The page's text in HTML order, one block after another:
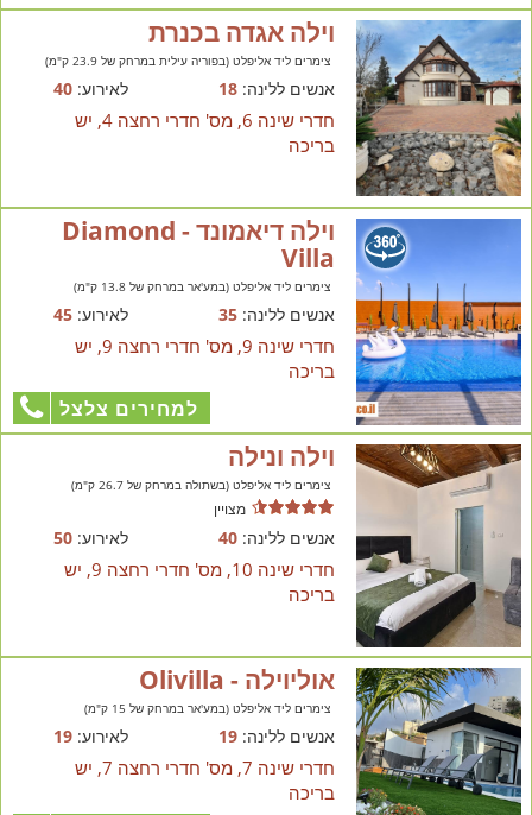
וילה אגדה בכנרת
צימרים ליד אליפלט (בפוריה עילית במרחק של 23.9 ק"מ)
אנשים ללינה:18 לאירוע:40
חדרי שינה 6, מס' חדרי רחצה 4, יש
בריכה
וילה דיאמונד - Diamond
Villa
צימרים ליד אליפלט (במע'אר במרחק של 13.8 ק"מ)
אנשים ללינה:35 לאירוע:45
חדרי שינה 9, מס' חדרי רחצה 9, יש
בריכה
למחירים צלצל
וילה ונילה
צימרים ליד אליפלט (בשתולה במרחק של 26.7 ק"מ)
מצויין
אנשים ללינה:40 לאירוע:50
חדרי שינה 10, מס' חדרי רחצה 9, יש
בריכה
אוליוילה - Olivilla
צימרים ליד אליפלט (במע'אר במרחק של 15 ק"מ)
אנשים ללינה:19 לאירוע:19
חדרי שינה 7, מס' חדרי רחצה 7, יש
בריכה